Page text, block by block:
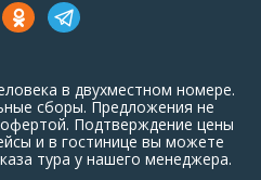
в двухместном номере.
сборы. Предложения не
Подтверждение цены
и в гостинице вы можете
тура у нашего менеджера.